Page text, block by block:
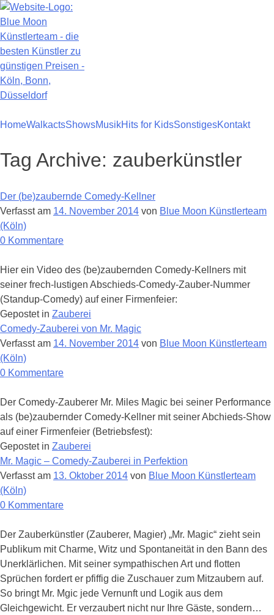
Zum
Inhalt
springen
HomeWalkactsShowsMusikHits for KidsSonstigesKontakt
Tag Archive: zauberkünstler
Der (be)zaubernde Comedy-Kellner
Verfasst am 14. November 2014 von Blue Moon Künstlerteam
(Köln)
0 Kommentarezu
(be)zaubernde
Comedy-
Kellner
Hier ein Video des (be)zaubernden Comedy-Kellners mit
seiner frech-lustigen Abschieds-Comedy-Zauber-Nummer
(Standup-Comedy) auf einer Firmenfeier:
Gepostet in Zauberei
Comedy-Zauberei von Mr. Magic
Verfasst am 14. November 2014 von Blue Moon Künstlerteam
(Köln)
0 Kommentarezu
Zauberei
von
Mr.
Magic
Der Comedy-Zauberer Mr. Miles Magic bei seiner Performance
als (be)zaubernder Comedy-Kellner mit seiner Abchieds-Show
auf einer Firmenfeier (Betriebsfest):
Gepostet in Zauberei
Mr. Magic – Comedy-Zauberei in Perfektion
Verfasst am 13. Oktober 2014 von Blue Moon Künstlerteam
(Köln)
0 Kommentarezu
Magic
–
Comedy-
Zauberei
in
Perfektion
Der Zauberkünstler (Zauberer, Magier) „Mr. Magic“ zieht sein
Publikum mit Charme, Witz und Spontaneität in den Bann des
Unerklärlichen. Mit seiner sympathischen Art und flotten
Sprüchen fordert er pfiffig die Zuschauer zum Mitzaubern auf.
So bringt Mr. Mgic jede Vernunft und Logik aus dem
Gleichgewicht. Er verzaubert nicht nur Ihre Gäste, sondern…